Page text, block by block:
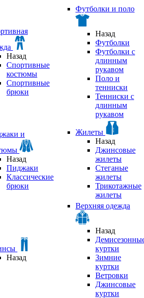
Назад
Спортивные
костюмы
Спортивные
брюки
Футболки и поло
Назад
Футболки
Футболки с
длинным
рукавом
Поло и
тенниски
Тенниски с
длинным
рукавом
и
Назад
Пиджаки
Классические
брюки
Жилеты
Назад
Джинсовые
жилеты
Стеганые
жилеты
Трикотажные
жилеты
Назад
Верхняя одежда
Назад
куртки
Зимние
куртки
Ветровки
Джинсовые
куртки